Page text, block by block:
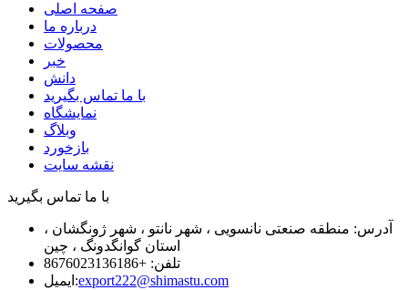
صفحه اصلی
درباره ما
محصولات
خبر
دانش
با ما تماس بگیرید
نمایشگاه
وبلاگ
بازخورد
نقشه سایت
با ما تماس بگیرید
آدرس: منطقه صنعتی نانسویی ، شهر نانتو ، شهر ژونگشان ،
استان گوانگدونگ ، چین
تلفن: +8676023136186
ایمیل:export222@shimastu.com